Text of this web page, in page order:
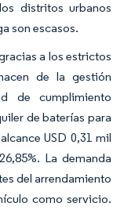
distritos urbanos
son escasos.
a los estrictos
de la gestión
de cumplimiento
de baterías para
USD 0,31 mil
La demanda
del arrendamiento
como servicio.